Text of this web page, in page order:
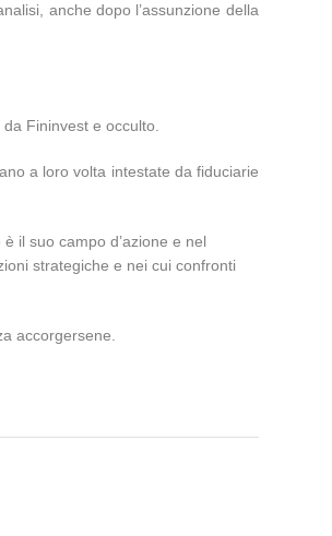
anche dopo l’assunzione della
Fininvest e occulto.
a loro volta intestate da fiduciarie
il suo campo d’azione e nel
strategiche e nei cui confronti
accorgersene.